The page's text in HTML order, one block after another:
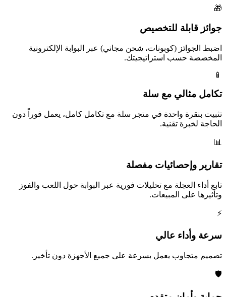
🎁
جوائز قابلة للتخصيص
اضبط الجوائز (كوبونات، شحن مجاني) عبر البوابة الإلكترونية
المخصصة حسب استراتيجيتك.
📱
تكامل مثالي مع سلة
تثبيت بنقرة واحدة في متجر سلة مع تكامل كامل، يعمل فوراً دون
الحاجة لخبرة تقنية.
📊
تقارير وإحصائيات مفصلة
تابع أداء العجلة مع تحليلات فورية عبر البوابة حول اللعب والفوز
وتأثيرها على المبيعات.
⚡
سرعة وأداء عالي
تصميم متجاوب يعمل بسرعة على جميع الأجهزة دون تأخير.
🛡️